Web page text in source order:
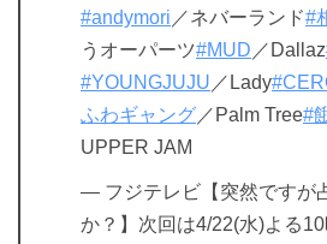
#andymori ／ネバーランド#
うオーパーツ#MUD ／Dallaz
#YOUNGJUJU ／Lady
ふわギャング ／Palm Tree#
UPPER JAM
— フジテレビ【突然ですが
か？】次回は4/22(水)よる10